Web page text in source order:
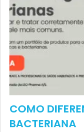
COMO
BACTERIANA